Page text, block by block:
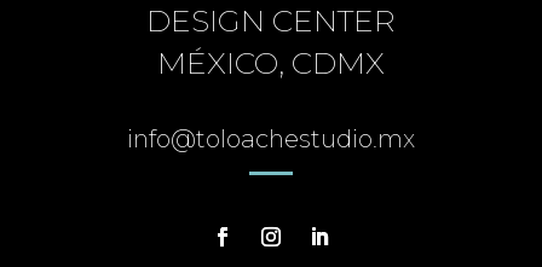
DESIGN CENTER
MÉXICO, CDMX
info@toloachestudio.mx